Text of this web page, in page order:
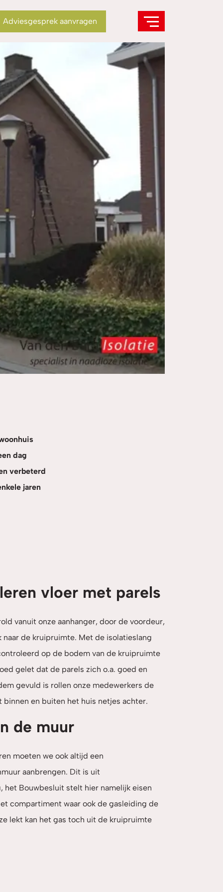
Adviesgesprek aanvragen
dag
verbeterd
jaren
vloer met parels
vanuit onze aanhanger, door de voordeur,
de kruipruimte. Met de isolatieslang
op de bodem van de kruipruimte
gelet dat de parels zich o.a. goed en
gevuld is rollen onze medewerkers de
binnen en buiten het huis netjes achter.
de muur
moeten we ook altijd een
aanbrengen. Dit is uit
het Bouwbesluit stelt hier namelijk eisen
compartiment waar ook de gasleiding de
lekt kan het gas toch uit de kruipruimte